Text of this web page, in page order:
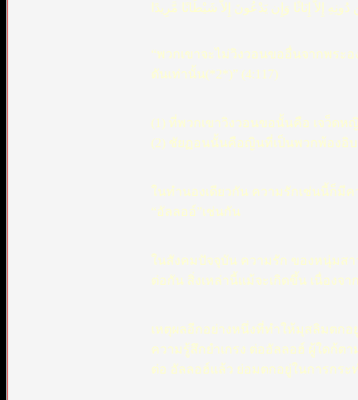
إِلاَّ إِنَاثًا وَإِن يَدْعُونَ إِلاَّ شَيْطَانًا مَّرِيدًا
“พวกเขาจะไม่วิงวอนขออื่นจากพระ
ดันเท่านั้น(*2*)” (4:117)
(1) ที่พวกเขาวิงวอนขอนั้นคือ เจว็ด
(2) ชัยฏอนนั้นคือญินที่เป็นพวกพ้องอิ
ในทำนองเดียวกัน ความรักเช่นนี้ก็มี
“อัลลออ์”เช่นกัน
ในสังคมปัจจุบัน ความรัก ของหนุ่มส
ต่อกัน สิ่งเหล่านี้แม้จะเกิดขึ้น เนื่อง
เหตุผลอีกอย่างหนึ่งที่ทำให้มุสลิมตกอ
ความรู้สึกยำเกรง ต่ออัลลอฮ์ ผู้ใดก้ต
ต่อ อัลลอฮ์แล้ว ย่อมตกอยู่ในการกระ